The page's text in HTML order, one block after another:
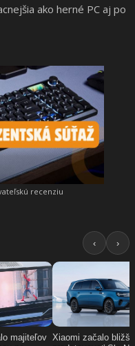
ako herné PC aj po
recenziu